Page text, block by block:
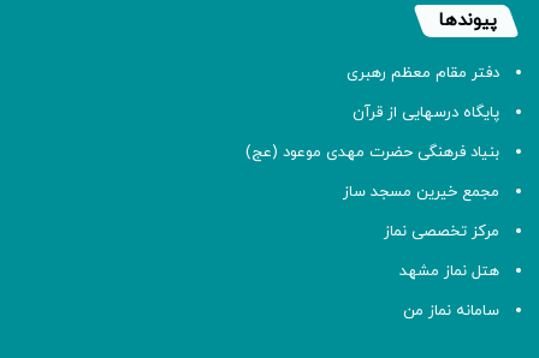
پیوندها
دفتر مقام معظم رهبری
پایگاه درسهایی از قرآن
بنیاد فرهنگی حضرت مهدی موعود (عج)
مجمع خیرین مسجد ساز
مرکز تخصصی نماز
هتل نماز مشهد
سامانه نماز من